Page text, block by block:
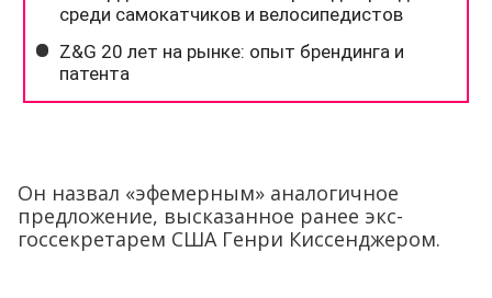
Он назвал «эфемерным» аналогичное
предложение, высказанное ранее экс-
госсекретарем США Генри Киссенджером.